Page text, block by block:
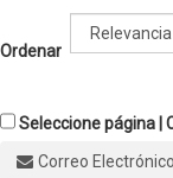
Ordenar
Seleccione página |
Correo Electrónico